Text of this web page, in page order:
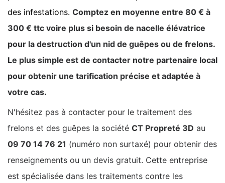
des infestations. Comptez en moyenne entre 80 € à
300 € ttc voire plus si besoin de nacelle élévatrice
pour la destruction d'un nid de guêpes ou de frelons.
Le plus simple est de contacter notre partenaire local
pour obtenir une tarification précise et adaptée à
votre cas.
N'hésitez pas à contacter pour le traitement des
frelons et des guêpes la société CT Propreté 3D au
09 70 14 76 21 (numéro non surtaxé) pour obtenir des
renseignements ou un devis gratuit. Cette entreprise
est spécialisée dans les traitements contre les